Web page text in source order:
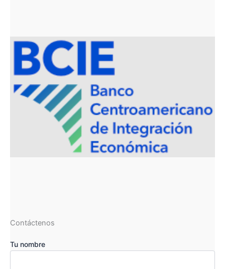
Contáctenos
Tu nombre